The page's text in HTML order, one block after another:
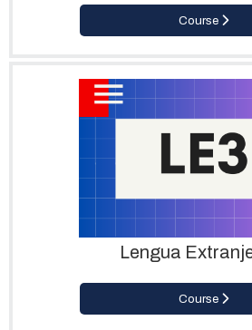
Course
Lengua
Course